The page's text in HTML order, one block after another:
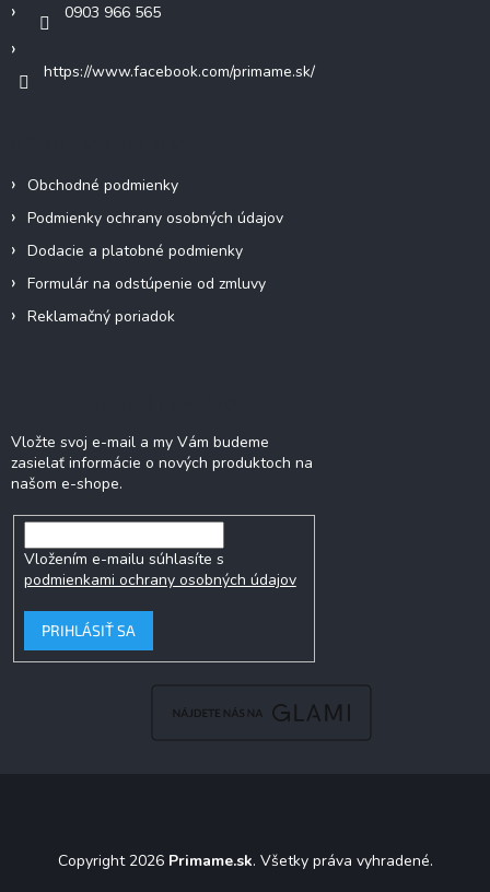
0903 966 565
https://www.facebook.com/primame.sk/
Obchodné podmienky
Podmienky ochrany osobných údajov
Dodacie a platobné podmienky
Formulár na odstúpenie od zmluvy
Reklamačný poriadok
Vložte svoj e-mail a my Vám budeme
zasielať informácie o nových produktoch na
našom e-shope.
Vložením e-mailu súhlasíte s
podmienkami ochrany osobných údajov
PRIHLÁSIŤ SA
Copyright 2026 Primame.sk. Všetky práva vyhradené.